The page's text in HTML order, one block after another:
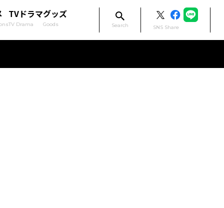
TVドラマ
TV Drama
グッズ
Goods Search SNS Share